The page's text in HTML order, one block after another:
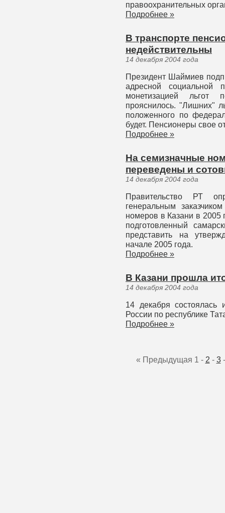
правоохранительных
Подробнее »
В транспорте
недействительны
14 декабря 2004 года
Президент Шаймиев
адресной
монетизацией льгот
прояснилось. "Лишних"
положенного по
будет. Пенсионеры свое
Подробнее »
На семизначные
переведены и
14 декабря 2004 года
Правительство РТ
генеральным
номеров в Казани в 2005
подготовленный
представить на
начале 2005 года.
Подробнее »
В Казани прошла
14 декабря 2004 года
14 декабря состоялась
России по республике
Подробнее »
« Предыдущая 1 - 2 - 3